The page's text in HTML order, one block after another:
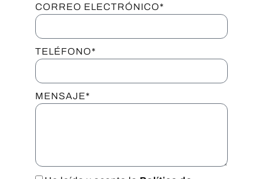
CORREO ELECTRÓNICO*
TELÉFONO*
MENSAJE*